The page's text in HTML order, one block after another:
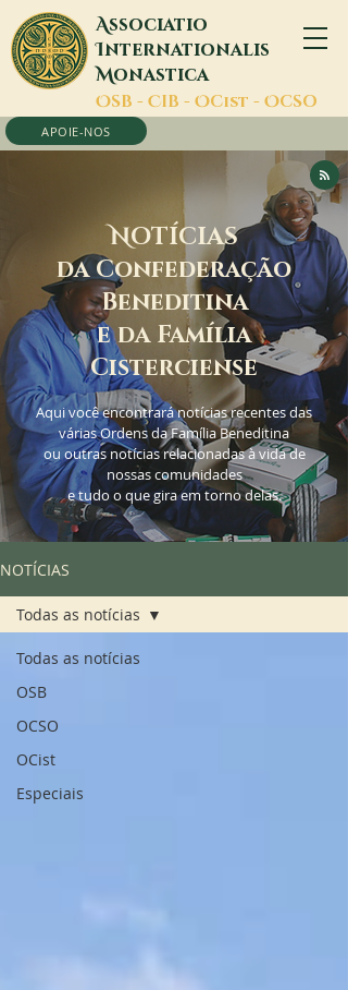
Associatio
Internationalis
Monastica
OSB - CIB - OCist - OCSO
APOIE-NOS
NOTÍCIAS
da Confederação
Beneditina
e da Família
Cisterciense
Aqui você encontrará notícias recentes das
várias Ordens da Família Beneditina
ou outras notícias relacionadas à vida de
nossas comunidades
e tudo o que gira em torno delas.
NOTÍCIAS
Todas as notícias
OSB
OCSO
OCist
Especiais
Todas as notícias